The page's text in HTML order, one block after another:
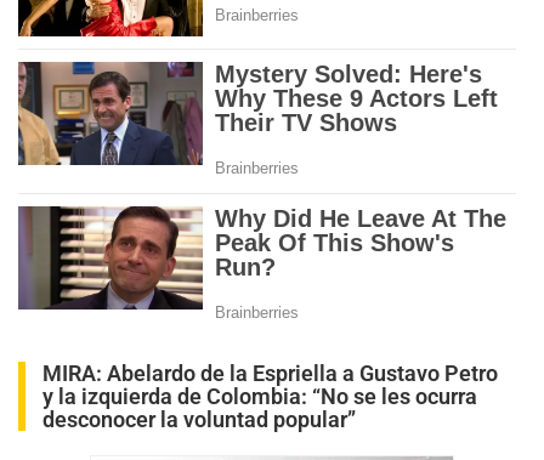
MIRA: Abelardo de la Espriella a Gustavo Petro
y la izquierda de Colombia: “No se les ocurra
desconocer la voluntad popular”